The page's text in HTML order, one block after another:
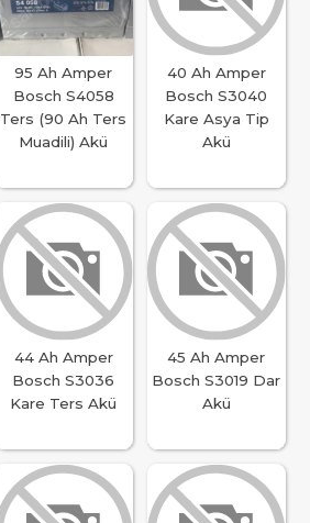
95 Ah Amper
Bosch S4058
Ters (90 Ah Ters
Muadili) Akü
40 Ah Amper
Bosch S3040
Kare Asya Tip
Akü
44 Ah Amper
Bosch S3036
Kare Ters Akü
45 Ah Amper
Bosch S3019 Dar
Akü